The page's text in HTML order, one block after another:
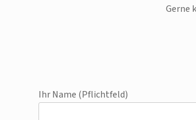
Gerne
Ihr Name (Pflichtfeld)